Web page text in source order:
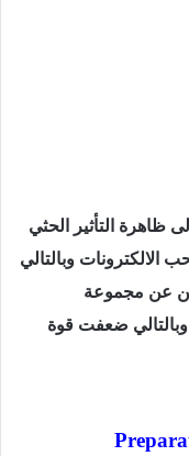
ظاهرة التأثير الحثي
الالكترونات وبالتالي
عن مجموعة
ضعفت قوة